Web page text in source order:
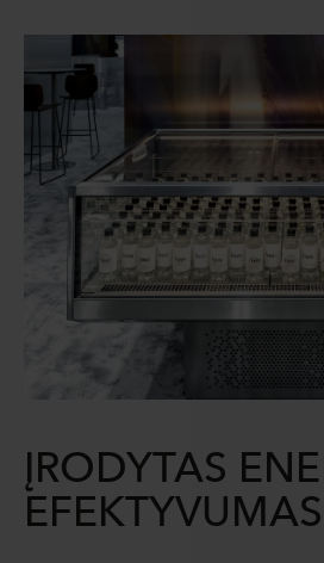
ĮRODYTAS
EFEKTYVUMAS